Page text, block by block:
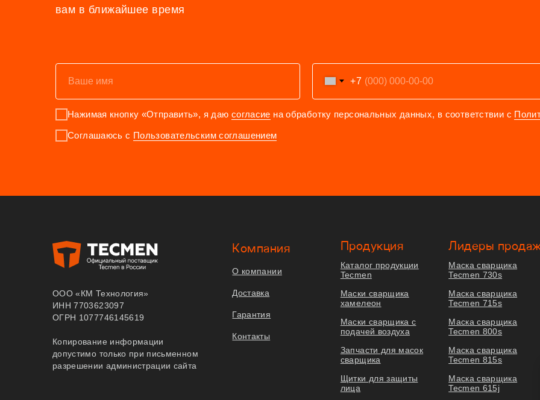
вам в ближайшее время
+7
Нажимая кнопку «Отправить», я даю согласие на обработку персональных данных, в соответствии с
Соглашаюсь с Пользовательским соглашением
ООО «КМ Технология»
ИНН 7703623097
ОГРН 1077746145619
Копирование информации
допустимо только при письменном
разрешении администрации сайта
Компания
О компании
Доставка
Гарантия
Контакты
Продукция
Каталог продукции
Tecmen
Маски сварщика
хамелеон
Маски сварщика с
подачей воздуха
Запчасти для масок
сварщика
Щитки для защиты
лица
Лидеры
Маска сварщика
Tecmen 730s
Маска сварщика
Tecmen 715s
Маска сварщика
Tecmen 800s
Маска сварщика
Tecmen 815s
Маска сварщика
Tecmen 615j